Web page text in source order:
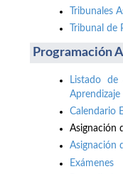
Tribunales
Tribunal
Programación
Listado
Aprendizaje
Calendario
Asignación
Asignación
Exámenes